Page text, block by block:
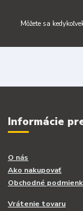
Môžete sa
Informácie
O nás
Ako nakupovať
Obchodné
Vrátenie tovaru